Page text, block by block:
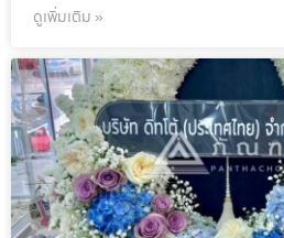
ดูเพิ่มเติม »